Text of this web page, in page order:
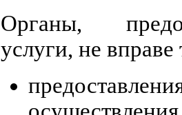
Органы,
услуги, не вправе